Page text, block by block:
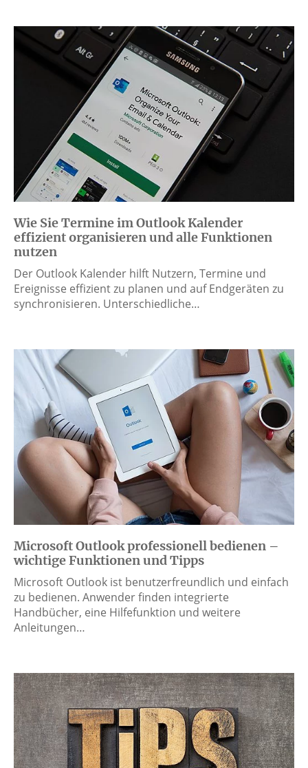
Wie Sie Termine im Outlook Kalender
effizient organisieren und alle Funktionen
nutzen
Der Outlook Kalender hilft Nutzern, Termine und
Ereignisse effizient zu planen und auf Endgeräten zu
synchronisieren. Unterschiedliche…
Microsoft Outlook professionell bedienen –
wichtige Funktionen und Tipps
Microsoft Outlook ist benutzerfreundlich und einfach
zu bedienen. Anwender finden integrierte
Handbücher, eine Hilfefunktion und weitere
Anleitungen…